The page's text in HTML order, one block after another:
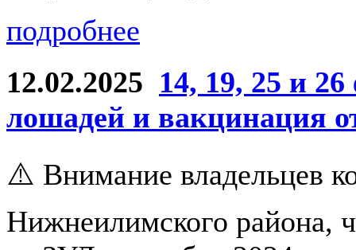
подробнее
12.02.2025 14, 19, 25 и
лошадей и вакцинация
⚠️ Внимание владельцев
Нижнеилимского района,